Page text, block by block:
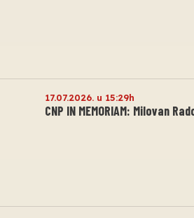
17.07.2026. u 15:29h
CNP IN MEMORIAM: Milovan